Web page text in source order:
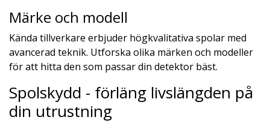
Märke och modell
Kända tillverkare erbjuder högkvalitativa spolar med
avancerad teknik. Utforska olika märken och modeller
för att hitta den som passar din detektor bäst.
Spolskydd - förläng livslängden på
din utrustning